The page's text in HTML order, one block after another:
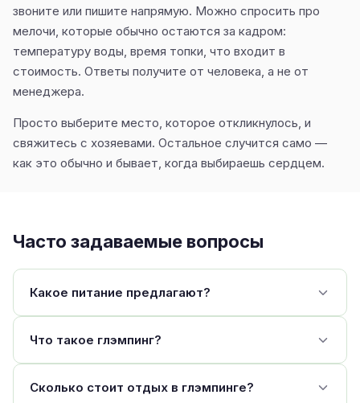
звоните или пишите напрямую. Можно спросить про
мелочи, которые обычно остаются за кадром:
температуру воды, время топки, что входит в
стоимость. Ответы получите от человека, а не от
менеджера.
Просто выберите место, которое откликнулось, и
свяжитесь с хозяевами. Остальное случится само —
как это обычно и бывает, когда выбираешь сердцем.
Часто задаваемые вопросы
Какое питание предлагают?
Что такое глэмпинг?
Сколько стоит отдых в глэмпинге?